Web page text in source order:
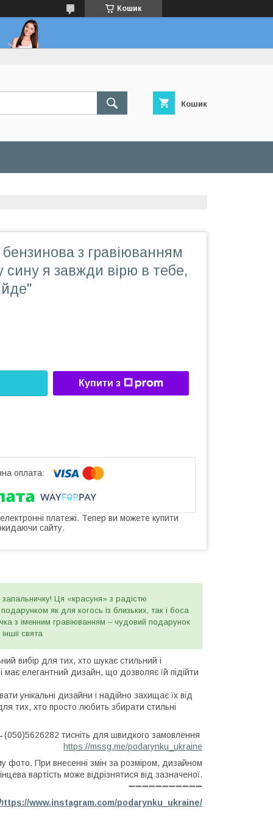
Кошик
Кошик
з гравіюванням
я завжди вірю в тебе,
Купити з
платежі. Тепер ви можете купити
сайту.
Ця «красуня» з радістю
як для когось із близьких, так і боса
з іменним гравіюванням – чудовий подарунок
свята
вибір для тих, хто шукає стильний і
має елегантний дизайн, що дозволяє їй підійти
унікальні дизайни і надійно захищає їх від
тих, хто просто любить збирати стильні
тисніть для швидкого замовлення
https://mssg.me/podarynku_ukraine
фото. При внесенні змін за розміром, дизайном
вартість може відрізнятися від зазначеної.
➖➖➖➖➖➖➖➖➖➖➖
ttps://www.instagram.com/podarynku_ukraine/